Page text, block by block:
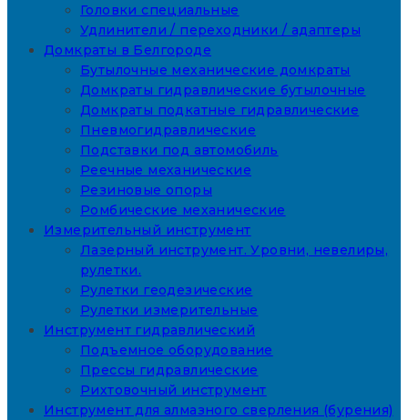
Головки специальные
Удлинители / переходники / адаптеры
Домкраты в Белгороде
Бутылочные механические домкраты
Домкраты гидравлические бутылочные
Домкраты подкатные гидравлические
Пневмогидравлические
Подставки под автомобиль
Реечные механические
Резиновые опоры
Ромбические механические
Измерительный инструмент
Лазерный инструмент. Уровни, невелиры,
рулетки.
Рулетки геодезические
Рулетки измерительные
Инструмент гидравлический
Подъемное оборудование
Прессы гидравлические
Рихтовочный инструмент
Инструмент для алмазного сверления (бурения)